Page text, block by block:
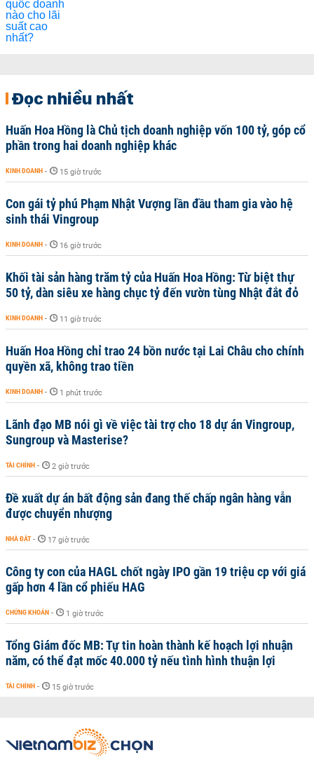
Đọc nhiều nhất
Huấn Hoa Hồng là Chủ tịch doanh nghiệp vốn 100 tỷ, góp cổ
phần trong hai doanh nghiệp khác
KINH DOANH - 15 giờ trước
Con gái tỷ phú Phạm Nhật Vượng lần đầu tham gia vào hệ
sinh thái Vingroup
KINH DOANH - 16 giờ trước
Khối tài sản hàng trăm tỷ của Huấn Hoa Hồng: Từ biệt thự
50 tỷ, dàn siêu xe hàng chục tỷ đến vườn tùng Nhật đắt đỏ
KINH DOANH - 11 giờ trước
Huấn Hoa Hồng chỉ trao 24 bồn nước tại Lai Châu cho chính
quyền xã, không trao tiền
KINH DOANH - 1 phút trước
Lãnh đạo MB nói gì về việc tài trợ cho 18 dự án Vingroup,
Sungroup và Masterise?
TÀI CHÍNH - 2 giờ trước
Đề xuất dự án bất động sản đang thế chấp ngân hàng vẫn
được chuyển nhượng
NHÀ ĐẤT - 17 giờ trước
Công ty con của HAGL chốt ngày IPO gần 19 triệu cp với giá
gấp hơn 4 lần cổ phiếu HAG
CHỨNG KHOÁN - 1 giờ trước
Tổng Giám đốc MB: Tự tin hoàn thành kế hoạch lợi nhuận
năm, có thể đạt mốc 40.000 tỷ nếu tình hình thuận lợi
TÀI CHÍNH - 15 giờ trước